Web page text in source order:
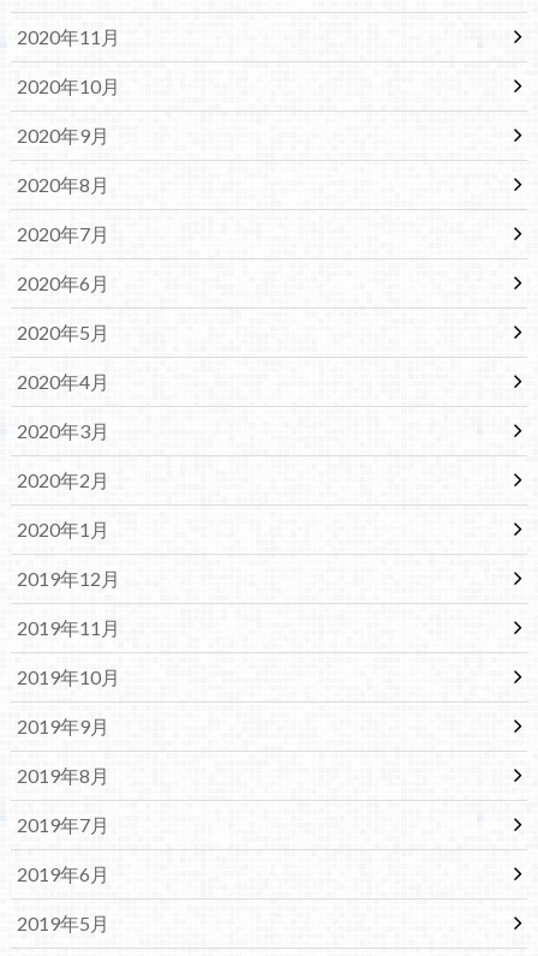
2020年11月
2020年10月
2020年9月
2020年8月
2020年7月
2020年6月
2020年5月
2020年4月
2020年3月
2020年2月
2020年1月
2019年12月
2019年11月
2019年10月
2019年9月
2019年8月
2019年7月
2019年6月
2019年5月